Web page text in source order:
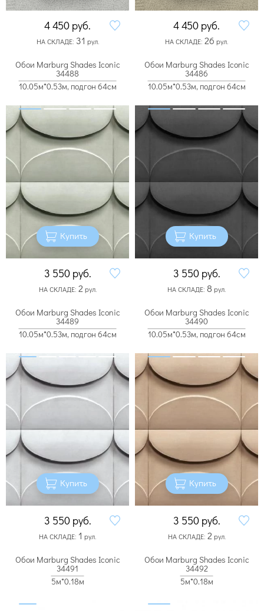
4 450 руб.
НА СКЛАДЕ: 31 рул.
4 450 руб.
НА СКЛАДЕ: 26 рул.
Обои Marburg Shades Iconic
34488
10.05м*0.53м, подгон 64см
Купить
3 550 руб.
НА СКЛАДЕ: 2 рул.
Обои Marburg Shades Iconic
34486
10.05м*0.53м, подгон 64см
Купить
3 550 руб.
НА СКЛАДЕ: 8 рул.
Обои Marburg Shades Iconic
34489
10.05м*0.53м, подгон 64см
Купить
3 550 руб.
НА СКЛАДЕ: 1 рул.
Обои Marburg Shades Iconic
34490
10.05м*0.53м, подгон 64см
Купить
3 550 руб.
НА СКЛАДЕ: 2рул.
Обои Marburg Shades Iconic
34491
5м*0.18м
Обои Marburg Shades Iconic
34492
5м*0.18м